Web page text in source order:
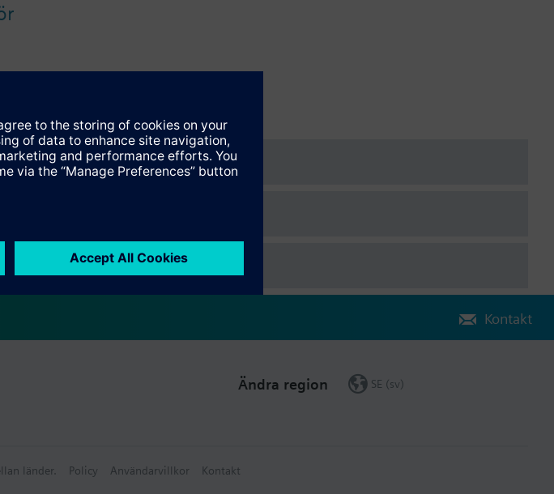
ingen angivelse för nominellt tryck kan hittas i tabellen, ingår inget dykrör som standard och det
Genom att använda klämringsförskruvning AQE2102 blir det nominella trycket 16 bar (PN 16).
Kontakt
Ändra region SE (sv)
länder. Policy Användarvillkor Kontakt